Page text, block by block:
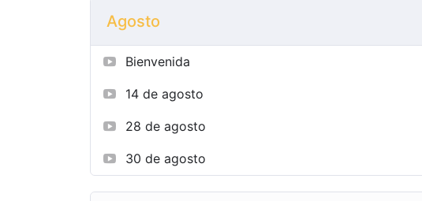
Agosto
Bienvenida
14 de agosto
28 de agosto
30 de agosto